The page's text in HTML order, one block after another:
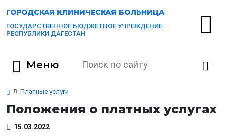
ГОРОДСКАЯ КЛИНИЧЕСКАЯ БОЛЬНИЦА
ГОСУДАРСТВЕННОЕ БЮДЖЕТНОЕ УЧРЕЖДЕНИЕ
РЕСПУБЛИКИ ДАГЕСТАН
Меню
Платные услуги
Положения о платных услугах
15.03.2022